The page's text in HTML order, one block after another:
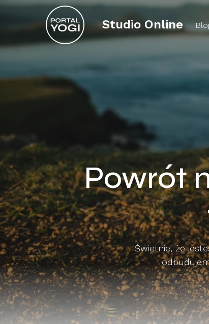
Studio Online
Powrót
Świetnie, że